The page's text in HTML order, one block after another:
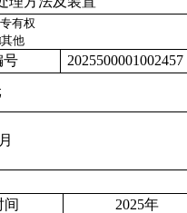
有权
他
号 2025500001002457
间 2025年